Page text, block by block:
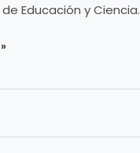
Educación y